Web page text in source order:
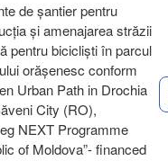
de șantier pentru
și amenajarea străzii
pentru bicicliști în parcul
orășenesc conform
Urban Path in Drochia
City (RO),
NEXT Programme
of Moldova”- financed